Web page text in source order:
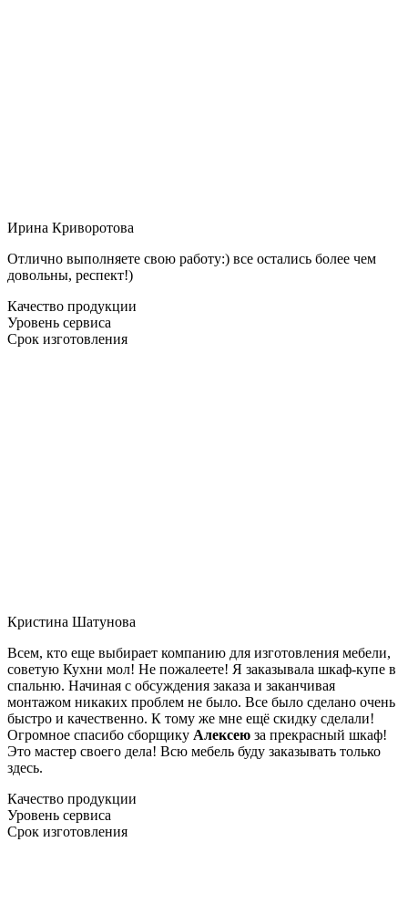
Ирина Криворотова
Отлично выполняете свою работу:) все остались более чем
довольны, респект!)
Качество продукции
Уровень сервиса
Срок изготовления
Кристина Шатунова
Всем, кто еще выбирает компанию для изготовления мебели,
советую Кухни мол! Не пожалеете! Я заказывала шкаф-купе в
спальню. Начиная с обсуждения заказа и заканчивая
монтажом никаких проблем не было. Все было сделано очень
быстро и качественно. К тому же мне ещё скидку сделали!
Огромное спасибо сборщику Алексею за прекрасный шкаф!
Это мастер своего дела! Всю мебель буду заказывать только
здесь.
Качество продукции
Уровень сервиса
Срок изготовления